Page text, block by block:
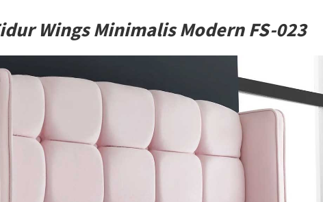
Wings Minimalis Modern FS-023